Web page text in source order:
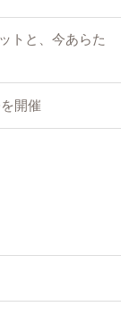
トと、今あらた
開催